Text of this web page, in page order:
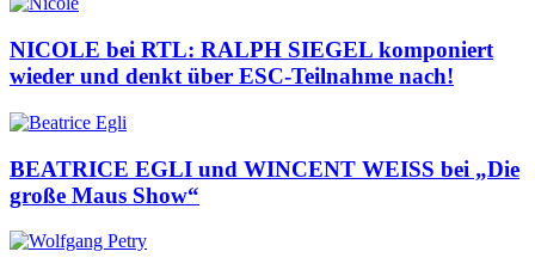
NICOLE bei RTL: RALPH SIEGEL komponiert
wieder und denkt über ESC-Teilnahme nach!
BEATRICE EGLI und WINCENT WEISS bei „Die
große Maus Show“